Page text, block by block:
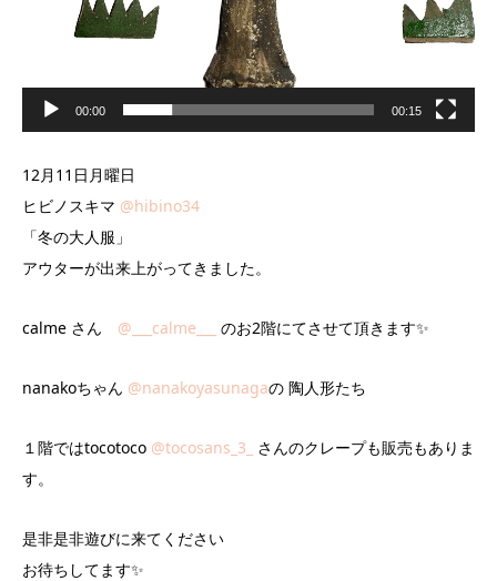
00:00 00:15
12月11日月曜日
ヒビノスキマ @hibino34
「冬の大人服」
アウターが出来上がってきました。
calme さん @___calme___ のお2階にてさせて頂きます✨
nanakoちゃん @nanakoyasunagaの 陶人形たち
１階ではtocotoco @tocosans_3_
さんのクレープも販売もありま
す。
是非是非遊びに来てください
お待ちしてます✨